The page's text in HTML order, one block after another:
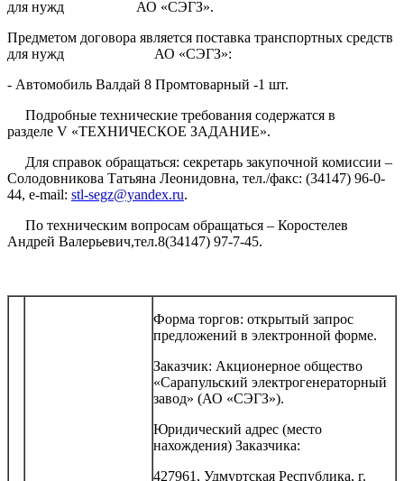
для нужд АО «СЭГЗ».
Предметом договора является поставка транспортных средств
для нужд АО «СЭГЗ»:
- Автомобиль Валдай 8 Промтоварный -1 шт.
Подробные технические требования содержатся в
разделе V «ТЕХНИЧЕСКОЕ ЗАДАНИЕ».
Для справок обращаться: секретарь закупочной комиссии –
Солодовникова Татьяна Леонидовна, тел./факс: (34147) 96-0-
44, e-mail: stl-segz@yandex.ru.
По техническим вопросам обращаться – Коростелев
Андрей Валерьевич,тел.8(34147) 97-7-45.
Форма торгов: открытый запрос
предложений в электронной форме.
Заказчик: Акционерное общество
«Сарапульский электрогенераторный
завод» (АО «СЭГЗ»).
Юридический адрес (место
нахождения) Заказчика:
427961, Удмуртская Республика, г.